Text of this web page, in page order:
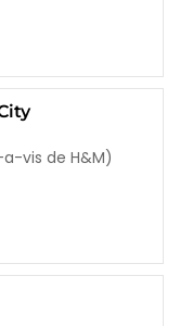
vis de H&M)